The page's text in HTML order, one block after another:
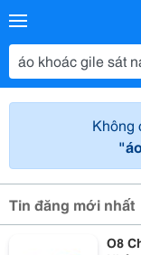
Không
Tin đăng mới nhất
O8